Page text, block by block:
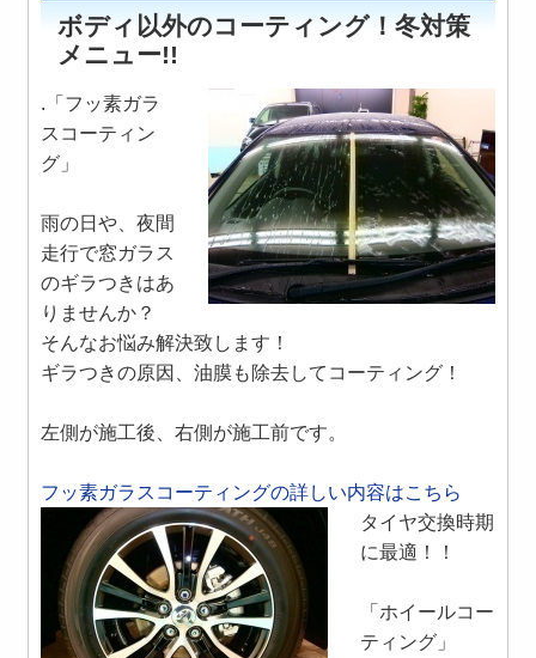
ボディ以外のコーティング！冬対策
メニュー!!
.「フッ素ガラ
スコーティン
グ」
雨の日や、夜間
走行で窓ガラス
のギラつきはあ
りませんか？
そんなお悩み解決致します！
ギラつきの原因、油膜も除去してコーティング！
左側が施工後、右側が施工前です。
フッ素ガラスコーティングの詳しい内容はこちら
タイヤ交換時期
に最適！！
「ホイールコー
ティング」